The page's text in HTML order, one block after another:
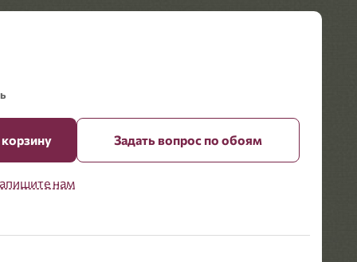
Задать вопрос по обоям
нам